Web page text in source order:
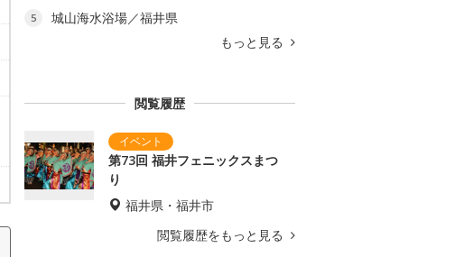
5
城山海水浴場／福井県
もっと見る
閲覧履歴
第73回 福井フェニックスまつ
り
福井県・福井市
閲覧履歴をもっと見る